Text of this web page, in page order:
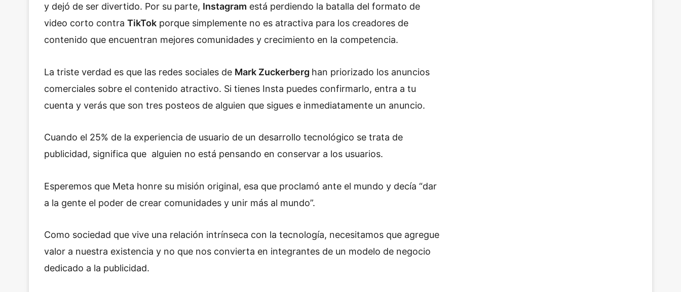
y dejó de ser divertido. Por su parte, Instagram está perdiendo la batalla del formato de
video corto contra TikTok porque simplemente no es atractiva para los creadores de
contenido que encuentran mejores comunidades y crecimiento en la competencia.
La triste verdad es que las redes sociales de Mark Zuckerberg han priorizado los anuncios
comerciales sobre el contenido atractivo. Si tienes Insta puedes confirmarlo, entra a tu
cuenta y verás que son tres posteos de alguien que sigues e inmediatamente un anuncio.
Cuando el 25% de la experiencia de usuario de un desarrollo tecnológico se trata de
publicidad, significa que alguien no está pensando en conservar a los usuarios.
Esperemos que Meta honre su misión original, esa que proclamó ante el mundo y decía “dar
a la gente el poder de crear comunidades y unir más al mundo”.
Como sociedad que vive una relación intrínseca con la tecnología, necesitamos que agregue
valor a nuestra existencia y no que nos convierta en integrantes de un modelo de negocio
dedicado a la publicidad.